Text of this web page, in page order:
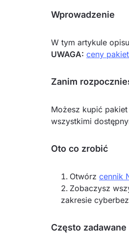
Wprowadzenie
W tym artykule
UWAGA: ceny
Zanim
Możesz kupić
wszystkimi
Oto co zrobić
Otwórz cennik
Zobaczysz
zakresie
Często